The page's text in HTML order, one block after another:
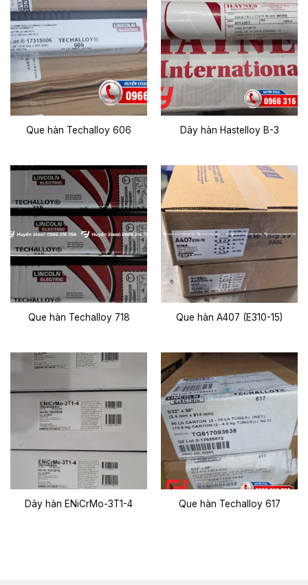
Que hàn Techalloy 606 Dây hàn Hastelloy B-3
Que hàn Techalloy 718 Que hàn A407 (E310-15)
Dây hàn ENiCrMo-3T1-4 Que hàn Techalloy 617